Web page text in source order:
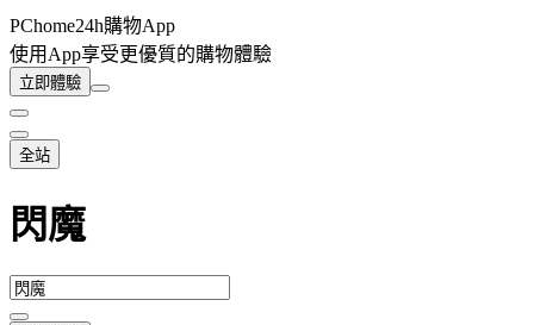
PChome24h購物App
使用App享受更優質的購物體驗
立即體驗
全站
閃魔